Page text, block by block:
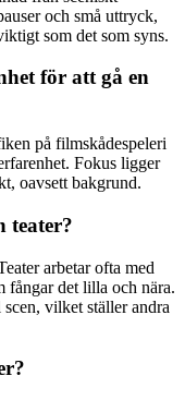
och små uttryck,
som det som syns.
för att gå en
på filmskådespeleri
Fokus ligger
oavsett bakgrund.
teater?
arbetar ofta med
fångar det lilla och nära.
vilket ställer andra